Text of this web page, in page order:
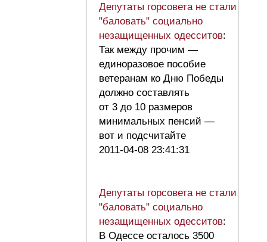
Депутаты горсовета не стали
"баловать" социально
незащищенных одесситов:
Так между прочим —
единоразовое пособие
ветеранам ко Дню Победы
должно составлять
от 3 до 10 размеров
минимальных пенсий —
вот и подсчитайте
2011-04-08 23:41:31
Депутаты горсовета не стали
"баловать" социально
незащищенных одесситов:
В Одессе осталось 3500